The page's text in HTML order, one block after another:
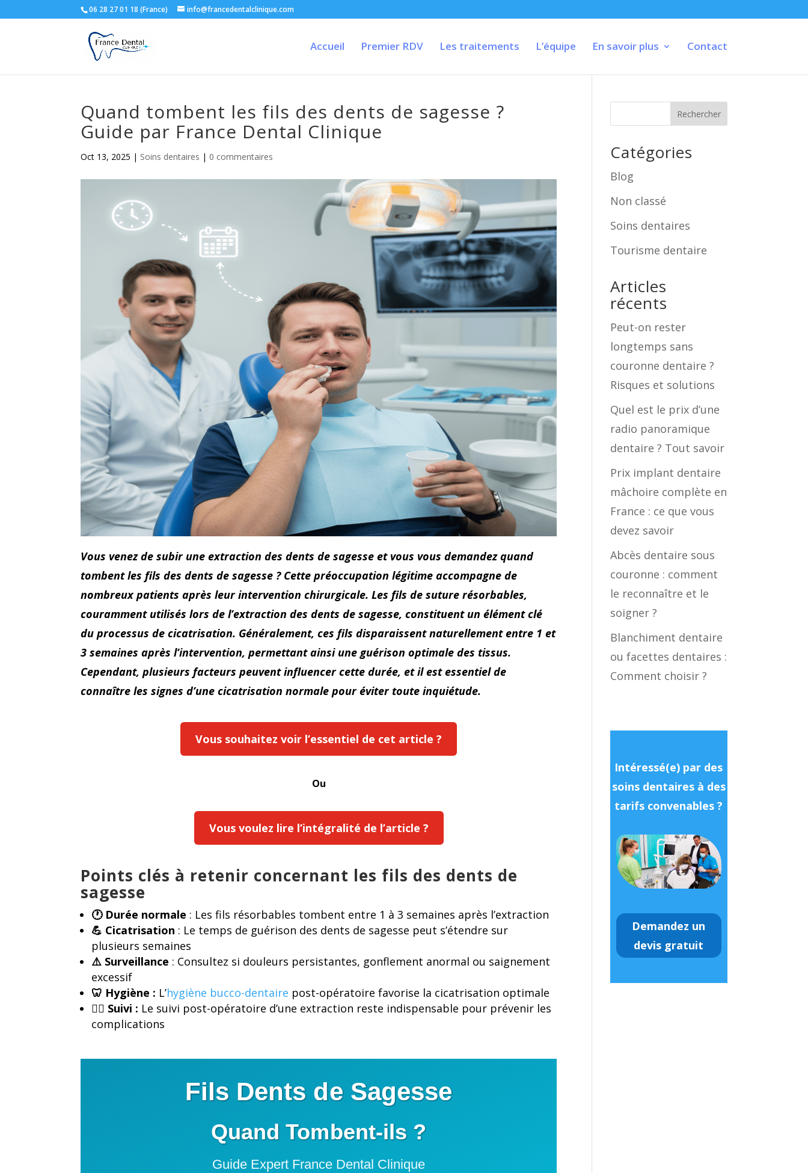
06 28 27 01 18 (France) info@francedentalclinique.com
Accueil Premier RDV Les traitements L’équipe En savoir plus Contact
Quand tombent les fils des dents de sagesse ?
Guide par France Dental Clinique
Oct 13, 2025 | Soins dentaires | 0 commentaires
Vous venez de subir une extraction des dents de sagesse et vous vous demandez quand
tombent les fils des dents de sagesse ? Cette préoccupation légitime accompagne de
nombreux patients après leur intervention chirurgicale. Les fils de suture résorbables,
couramment utilisés lors de l’extraction des dents de sagesse, constituent un élément clé
du processus de cicatrisation. Généralement, ces fils disparaissent naturellement entre 1 et
3 semaines après l’intervention, permettant ainsi une guérison optimale des tissus.
Cependant, plusieurs facteurs peuvent influencer cette durée, et il est essentiel de
connaître les signes d’une cicatrisation normale pour éviter toute inquiétude.
Vous souhaitez voir l’essentiel de cet article ?
Ou
Vous voulez lire l’intégralité de l’article ?
Points clés à retenir concernant les fils des dents de
sagesse
🕐 Durée normale : Les fils résorbables tombent entre 1 à 3 semaines après l’extraction
💪 Cicatrisation : Le temps de guérison des dents de sagesse peut s’étendre sur
plusieurs semaines
⚠️ Surveillance : Consultez si douleurs persistantes, gonflement anormal ou saignement
excessif
🦷 Hygiène : L’hygiène bucco-dentaire post-opératoire favorise la cicatrisation optimale
👨‍ ️ Suivi : Le suivi post-opératoire d’une extraction reste indispensable pour prévenir les
complications
Fils Dents de Sagesse
Quand Tombent-ils ?
Guide Expert France Dental Clinique
Rechercher
Catégories
Blog
Non classé
Soins dentaires
Tourisme dentaire
Articles
récents
Peut-on rester
longtemps sans
couronne dentaire ?
Risques et solutions
Quel est le prix d’une
radio panoramique
dentaire ? Tout savoir
Prix implant dentaire
mâchoire complète en
France : ce que vous
devez savoir
Abcès dentaire sous
couronne : comment
le reconnaître et le
soigner ?
Blanchiment dentaire
ou facettes dentaires :
Comment choisir ?
Intéressé(e) par des
soins dentaires à des
tarifs convenables ?
Demandez un
devis gratuit